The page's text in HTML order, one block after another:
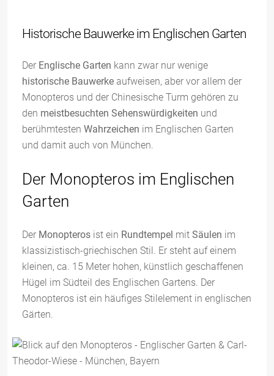
Historische Bauwerke im Englischen Garten
Der Englische Garten kann zwar nur wenige
historische Bauwerke aufweisen, aber vor allem der
Monopteros und der Chinesische Turm gehören zu
den meistbesuchten Sehenswürdigkeiten und
berühmtesten Wahrzeichen im Englischen Garten
und damit auch von München.
Der Monopteros im Englischen
Garten
Der Monopteros ist ein Rundtempel mit Säulen im
klassizistisch-griechischen Stil. Er steht auf einem
kleinen, ca. 15 Meter hohen, künstlich geschaffenen
Hügel im Südteil des Englischen Gartens. Der
Monopteros ist ein häufiges Stilelement in englischen
Gärten.